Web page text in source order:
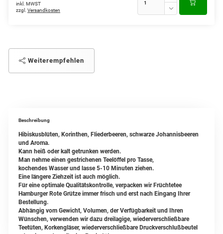
inkl. MWST
zzgl. Versandkosten
Weiterempfehlen
Beschreibung
Hibiskusblüten, Korinthen, Fliederbeeren, schwarze Johannisbeeren
und Aroma.
Kann heiß oder kalt getrunken werden.
Man nehme einen gestrichenen Teelöffel pro Tasse,
kochendes Wasser und lasse 5-10 Minuten ziehen.
Eine längere Ziehzeit ist auch möglich.
Für eine optimale Qualitätskontrolle, verpacken wir Früchtetee
Hamburger Rote Grütze immer frisch und erst nach Eingang Ihrer
Bestellung.
Abhängig vom Gewicht, Volumen, der Verfügbarkeit und Ihren
Wünschen, verwenden wir dazu dreilagige, wiederverschließbare
Teetüten, Korkengläser, wiederverschließbare Druckverschlußbeutel